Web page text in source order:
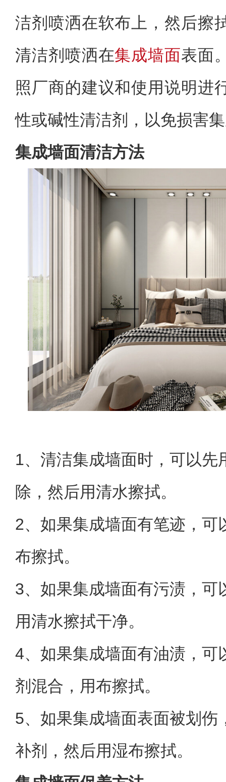
洁剂喷洒在软布上，然后擦
清洁剂喷洒在集成墙面表面
照厂商的建议和使用说明进
性或碱性清洁剂，以免损害
集成墙面清洁方法
1、清洁集成墙面时，可以先
除，然后用清水擦拭。
2、如果集成墙面有笔迹，可
布擦拭。
3、如果集成墙面有污渍，可
用清水擦拭干净。
4、如果集成墙面有油渍，可
剂混合，用布擦拭。
5、如果集成墙面表面被划伤
补剂，然后用湿布擦拭。